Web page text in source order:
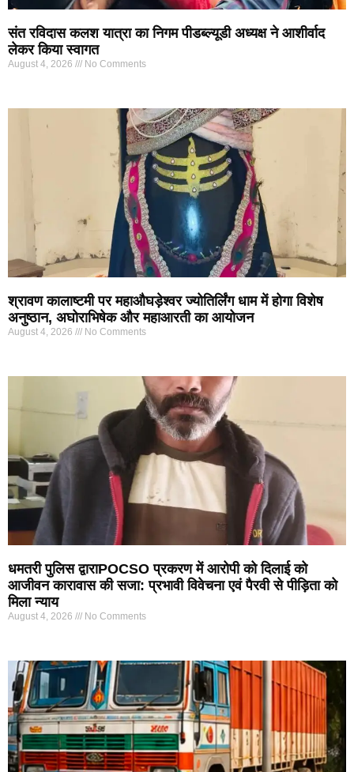
संत रविदास कलश यात्रा का निगम पीडब्ल्यूडी अध्यक्ष ने आशीर्वाद
लेकर किया स्वागत
August 4, 2026 No Comments
श्रावण कालाष्टमी पर महाऔघड़ेश्वर ज्योतिर्लिंग धाम में होगा विशेष
अनुष्ठान, अघोराभिषेक और महाआरती का आयोजन
August 4, 2026 No Comments
धमतरी पुलिस द्वाराPOCSO प्रकरण में आरोपी को दिलाई को
आजीवन कारावास की सजा: प्रभावी विवेचना एवं पैरवी से पीड़िता को
मिला न्याय
August 4, 2026 No Comments